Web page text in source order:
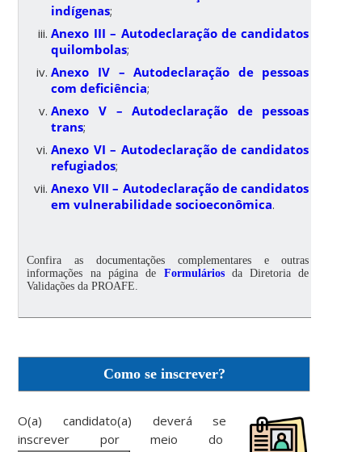
indígenas;
Anexo III – Autodeclaração de candidatos
quilombolas;
Anexo IV – Autodeclaração de pessoas
com deficiência;
Anexo V – Autodeclaração de pessoas
trans;
Anexo VI – Autodeclaração de candidatos
refugiados;
Anexo VII – Autodeclaração de candidatos
em vulnerabilidade socioeconômica.
Confira as documentações complementares e outras
informações na página de Formuláriosda Diretoria de
Validações da PROAFE.
Como se inscrever?
O(a) candidato(a) deverá se
inscrever por meio do